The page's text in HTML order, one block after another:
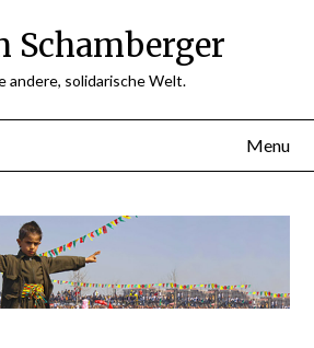
Schamberger
andere, solidarische Welt.
Menu